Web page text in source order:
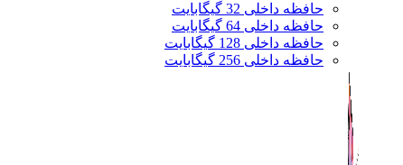
حافظه داخلی 32 گیگابایت
حافظه داخلی 64 گیگابایت
حافظه داخلی 128 گیگابایت
حافظه داخلی 256 گیگابایت